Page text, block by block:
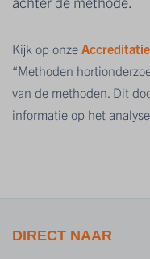
Kijk op onze
“Methoden
van de methoden. Dit
informatie op het
DIRECT NAAR